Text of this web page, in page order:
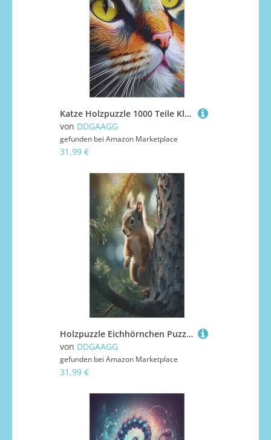
Katze Holzpuzzle 1000 Teile Klassische Puzzles Erwachsene Kinder Puzzle DIY Kit Holzspielzeug Einzigartiges Geschenk （78×53cm）
von DDGAAGG
gefunden bei Amazon Marketplace
31,99 €
Holzpuzzle Eichhörnchen Puzzle 1000 Teile Erwachsene Klassische Pädagogisches Spielzeug Kinder Lernspiel Herausforderndes Puzzles 1000 PCS
von DDGAAGG
gefunden bei Amazon Marketplace
31,99 €